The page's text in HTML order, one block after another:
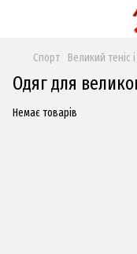
Спорт Великий теніс
Одяг для
Немає товарів